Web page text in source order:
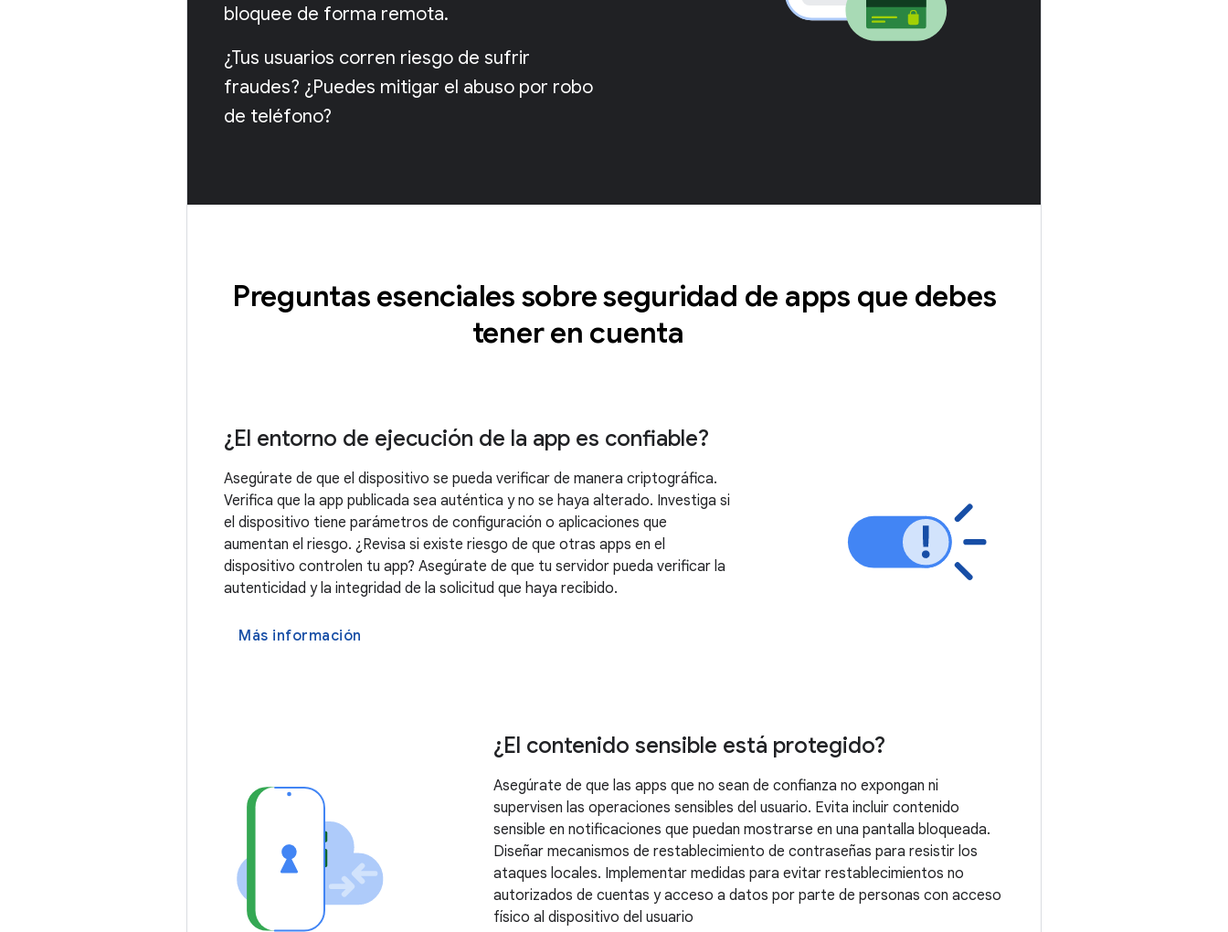
bloquee de forma remota.
¿Tus usuarios corren riesgo de sufrir
fraudes? ¿Puedes mitigar el abuso por robo
de teléfono?
Preguntas esenciales sobre seguridad de apps que debes
tener en cuenta
¿El entorno de ejecución de la app es confiable?
Asegúrate de que el dispositivo se pueda verificar de manera criptográfica.
Verifica que la app publicada sea auténtica y no se haya alterado. Investiga si
el dispositivo tiene parámetros de configuración o aplicaciones que
aumentan el riesgo. ¿Revisa si existe riesgo de que otras apps en el
dispositivo controlen tu app? Asegúrate de que tu servidor pueda verificar la
autenticidad y la integridad de la solicitud que haya recibido.
Más información
¿El contenido sensible está protegido?
Asegúrate de que las apps que no sean de confianza no expongan ni
supervisen las operaciones sensibles del usuario. Evita incluir contenido
sensible en notificaciones que puedan mostrarse en una pantalla bloqueada.
Diseñar mecanismos de restablecimiento de contraseñas para resistir los
ataques locales. Implementar medidas para evitar restablecimientos no
autorizados de cuentas y acceso a datos por parte de personas con acceso
físico al dispositivo del usuario